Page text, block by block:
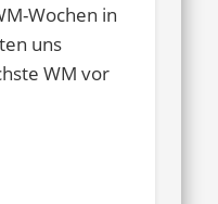
Wochen in
uns
WM vor